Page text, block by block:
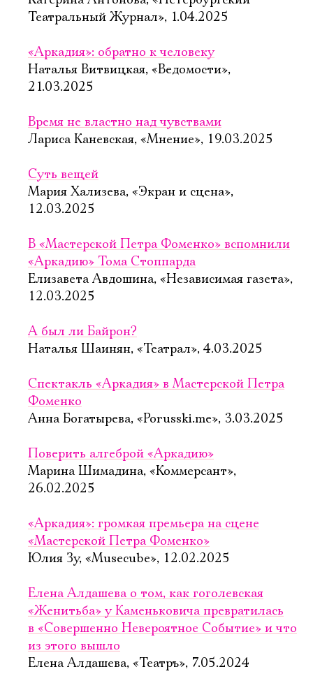
Театральный Журнал», 1.04.2025
«Аркадия»: обратно к человеку
Наталья Витвицкая, «Ведомости»,
21.03.2025
Время не властно над чувствами
Лариса Каневская, «Мнение», 19.03.2025
Суть вещей
Мария Хализева, «Экран и сцена»,
12.03.2025
В «Мастерской Петра Фоменко» вспомнили
«Аркадию» Тома Стоппарда
Елизавета Авдошина, «Независимая газета»,
12.03.2025
А был ли Байрон?
Наталья Шаинян, «Театрал», 4.03.2025
Спектакль «Аркадия» в Мастерской Петра
Фоменко
Анна Богатырева, «Porusski.me», 3.03.2025
Поверить алгеброй «Аркадию»
Марина Шимадина, «Коммерсант»,
26.02.2025
«Аркадия»: громкая премьера на сцене
«Мастерской Петра Фоменко»
Юлия Зу, «Musecube», 12.02.2025
Елена Алдашева о том, как гоголевская
«Женитьба» у Каменьковича превратилась
в «Совершенно Невероятное Событие» и что
из этого вышло
Елена Алдашева, «Театръ», 7.05.2024